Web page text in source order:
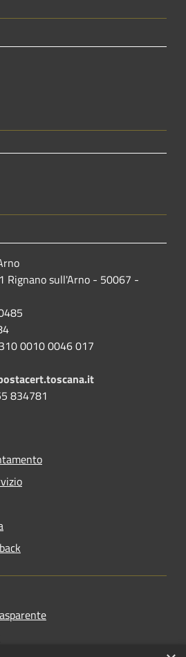
Rignano sull'Arno - 50067 -
0010 0046 017
834781